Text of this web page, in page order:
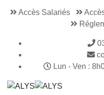
Accès Salariés
Lun - Ven :